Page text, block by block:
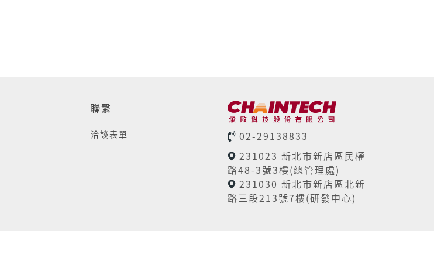
聯繫
洽談表單
02-29138833
231023 新北市新店區民權
路48-3號3樓(總管理處)
231030 新北市新店區北新
路三段213號7樓(研發中心)